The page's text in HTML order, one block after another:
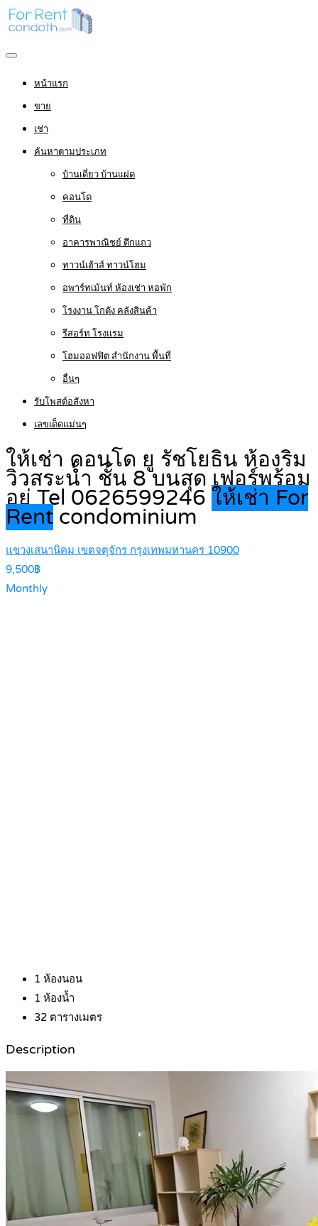
หน้าแรก
ขาย
เช่า
ค้นหาตามประเภท
บ้านเดี่ยว บ้านแฝด
คอนโด
ที่ดิน
อาคารพาณิชย์ ตึกแถว
ทาวน์เฮ้าส์ ทาวน์โฮม
อพาร์ทเม้นท์ ห้องเช่า หอพัก
โรงงาน โกดัง คลังสินค้า
รีสอร์ท โรงแรม
โฮมออฟฟิต สำนักงาน พื้นที่
อื่นๆ
รับโพสต์อสังหา
เลขเด็ดแม่นๆ
ให้เช่า คอนโด ยู รัชโยธิน ห้องริม
วิวสระน้ำ ชั้น 8 บนสุด เฟอร์พร้อม
อยู่ Tel 0626599246 ให้เช่า For
Rent condominium
แขวงเสนานิคม เขตจตุจักร กรุงเทพมหานคร 10900
9,500฿
Monthly
1 ห้องนอน
1 ห้องน้ำ
32 ตารางเมตร
Description